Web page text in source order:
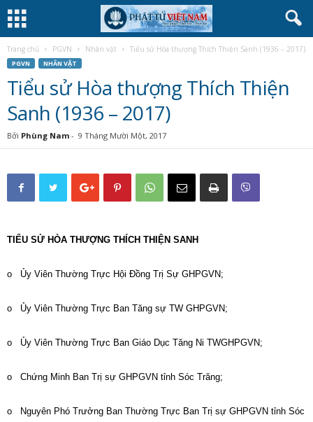
Trang chủ PGVN Nhân vật Tiểu sử Hòa thượng Thích Thiện Sanh (1936 – 2017)
PGVN NHÂN VẬT
Tiểu sử Hòa thượng Thích Thiện
Sanh (1936 – 2017)
Bởi Phùng Nam - 9 Tháng Mười Một, 2017
TIỂU SỬ HÒA THƯỢNG THÍCH THIỆN SANH
o Ủy Viên Thường Trực Hội Đồng Trị Sự GHPGVN;
o Ủy Viên Thường Trực Ban Tăng sự TW GHPGVN;
o Ủy Viên Thường Trực Ban Giáo Dục Tăng Ni TWGHPGVN;
o Chứng Minh Ban Trị sự GHPGVN tỉnh Sóc Trăng;
o Nguyên Phó Trưởng Ban Thường Trực Ban Trị sự GHPGVN tỉnh Sóc